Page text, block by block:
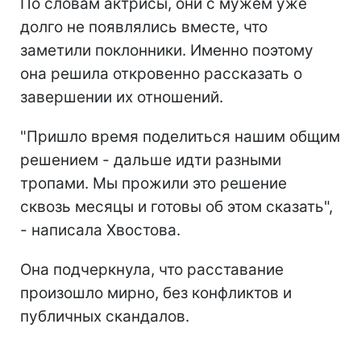
долго не появлялись вместе, что
заметили поклонники. Именно поэтому
она решила откровенно рассказать о
завершении их отношений.
"Пришло время поделиться нашим общим
решением - дальше идти разными
тропами. Мы прожили это решение
сквозь месяцы и готовы об этом сказать",
- написала Хвостова.
Она подчеркнула, что расставание
произошло мирно, без конфликтов и
публичных скандалов.